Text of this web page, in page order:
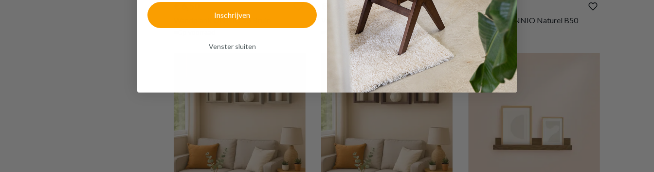
Wandplank ONNIO 25 Bruin
€ 10,30
Wandplank ONNIO Bruin B50
Op voorraad
€ 10,30
Wandplank ONNIO Naturel B50
Op voorraad
Inschrijven
Venster sluiten